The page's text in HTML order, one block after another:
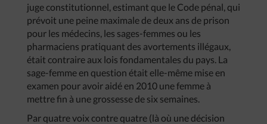
juge constitutionnel, estimant que le Code pénal, qui
prévoit une peine maximale de deux ans de prison
pour les médecins, les sages-femmes ou les
pharmaciens pratiquant des avortements illégaux,
était contraire aux lois fondamentales du pays. La
sage-femme en question était elle-même mise en
examen pour avoir aidé en 2010 une femme à
mettre fin à une grossesse de six semaines.
Par quatre voix contre quatre (là où une décision